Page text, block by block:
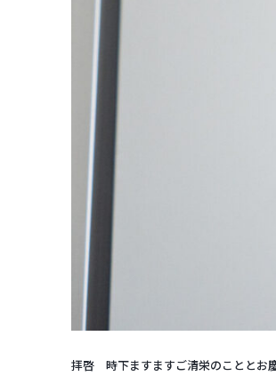
拝啓 時下ますますご清栄のこととお慶